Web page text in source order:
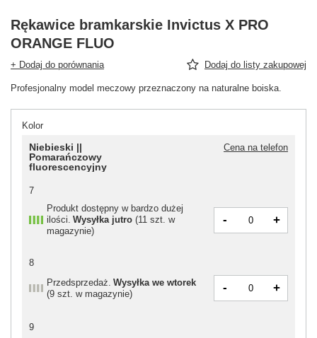
Rękawice bramkarskie Invictus X PRO
ORANGE FLUO
+ Dodaj do porównania Dodaj do listy zakupowej
Profesjonalny model meczowy przeznaczony na naturalne boiska.
Kolor
Niebieski ||
Pomarańczowy
fluorescencyjny
Cena na telefon
7
Produkt dostępny w bardzo dużej
ilości Wysyłka jutro (11 szt. w
magazynie)
- +
8
Przedsprzedaż Wysyłka we wtorek
(9 szt. w magazynie) - +
9